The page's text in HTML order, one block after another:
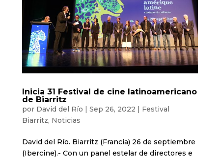
Inicia 31 Festival de cine latinoamericano
de Biarritz
por David del Río | Sep 26, 2022 | Festival
Biarritz, Noticias
David del Río. Biarritz (Francia) 26 de septiembre
(Ibercine).- Con un panel estelar de directores e